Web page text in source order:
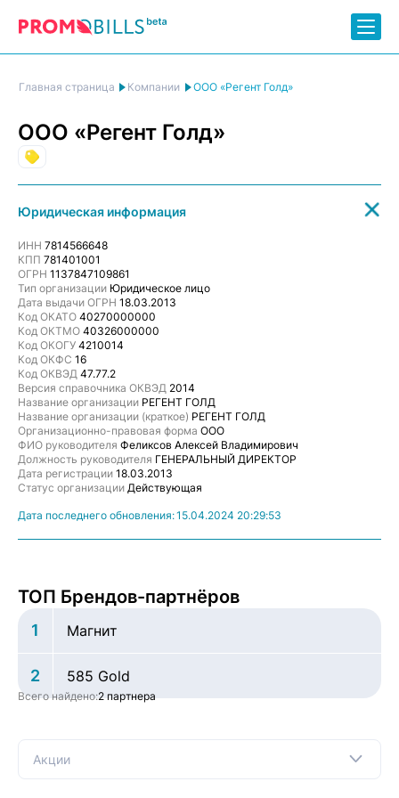
Главная страница Компании ООО «Регент Голд»
ООО «Регент Голд»
Юридическая информация
ИНН 7814566648
КПП 781401001
ОГРН 1137847109861
Тип организации Юридическое лицо
Дата выдачи ОГРН 18.03.2013
Код ОКАТО 40270000000
Код ОКТМО 40326000000
Код ОКОГУ 4210014
Код ОКФС 16
Код ОКВЭД 47.77.2
Версия справочника ОКВЭД 2014
Название организации РЕГЕНТ ГОЛД
Название организации (краткое) РЕГЕНТ ГОЛД
Организационно-правовая форма ООО
ФИО руководителя Феликсов Алексей Владимирович
Должность руководителя ГЕНЕРАЛЬНЫЙ ДИРЕКТОР
Дата регистрации 18.03.2013
Статус организации Действующая
Дата последнего обновления:15.04.2024 20:29:53
ТОП Брендов-партнёров
1 Магнит
2 585 Gold
Всего найдено:2 партнера
Акции